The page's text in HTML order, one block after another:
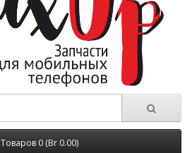
Товаров 0 (Br 0.00)